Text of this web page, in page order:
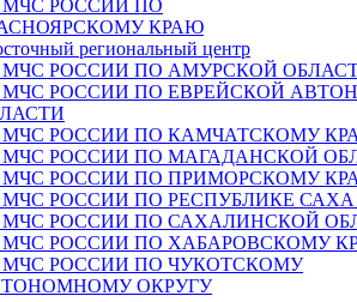
МЧС РОССИИ ПО
КРАЮ
региональный центр
МЧС РОССИИ ПО АМУРСКОЙ
МЧС РОССИИ ПО ЕВРЕЙСКОЙ
МЧС РОССИИ ПО КАМЧАТСКОМУ
МЧС РОССИИ ПО МАГАДАНСКОЙ
МЧС РОССИИ ПО ПРИМОРСКОМУ
МЧС РОССИИ ПО РЕСПУБЛИКЕ
МЧС РОССИИ ПО САХАЛИНСКОЙ
МЧС РОССИИ ПО ХАБАРОВСКОМУ
МЧС РОССИИ ПО ЧУКОТСКОМУ
ОКРУГУ